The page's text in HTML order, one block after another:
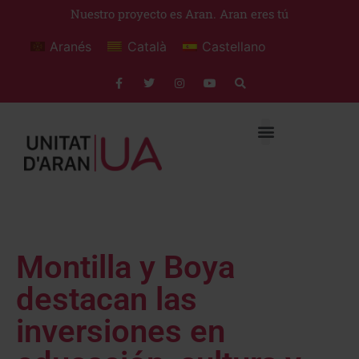
Nuestro proyecto es Aran. Aran eres tú
Aranés Català Castellano
Montilla y Boya
destacan las
inversiones en